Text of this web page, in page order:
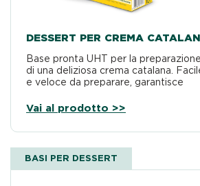
DESSERT PER CREMA
Base pronta UHT per la preparazione
di una deliziosa crema catalana.
e veloce da preparare, garantisce
Vai al prodotto >>
BASI PER DESSERT